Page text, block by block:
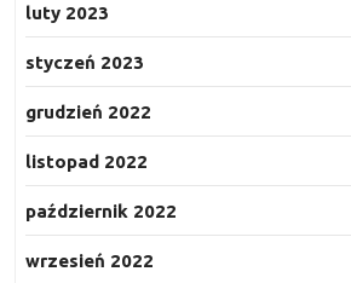
luty 2023
styczeń 2023
grudzień 2022
listopad 2022
październik 2022
wrzesień 2022